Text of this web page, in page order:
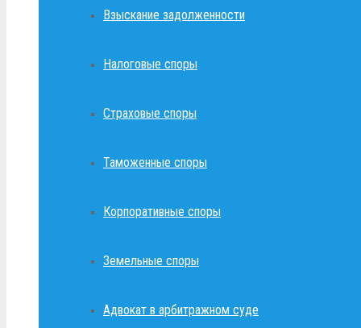
Взыскание задолженности
Налоговые споры
Страховые споры
Таможенные споры
Корпоративные споры
Земельные споры
Адвокат в арбитражном суде